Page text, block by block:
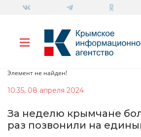
Элемент не найден!
10:35, 08 апреля 2024
За неделю крымчане
раз позвонили на